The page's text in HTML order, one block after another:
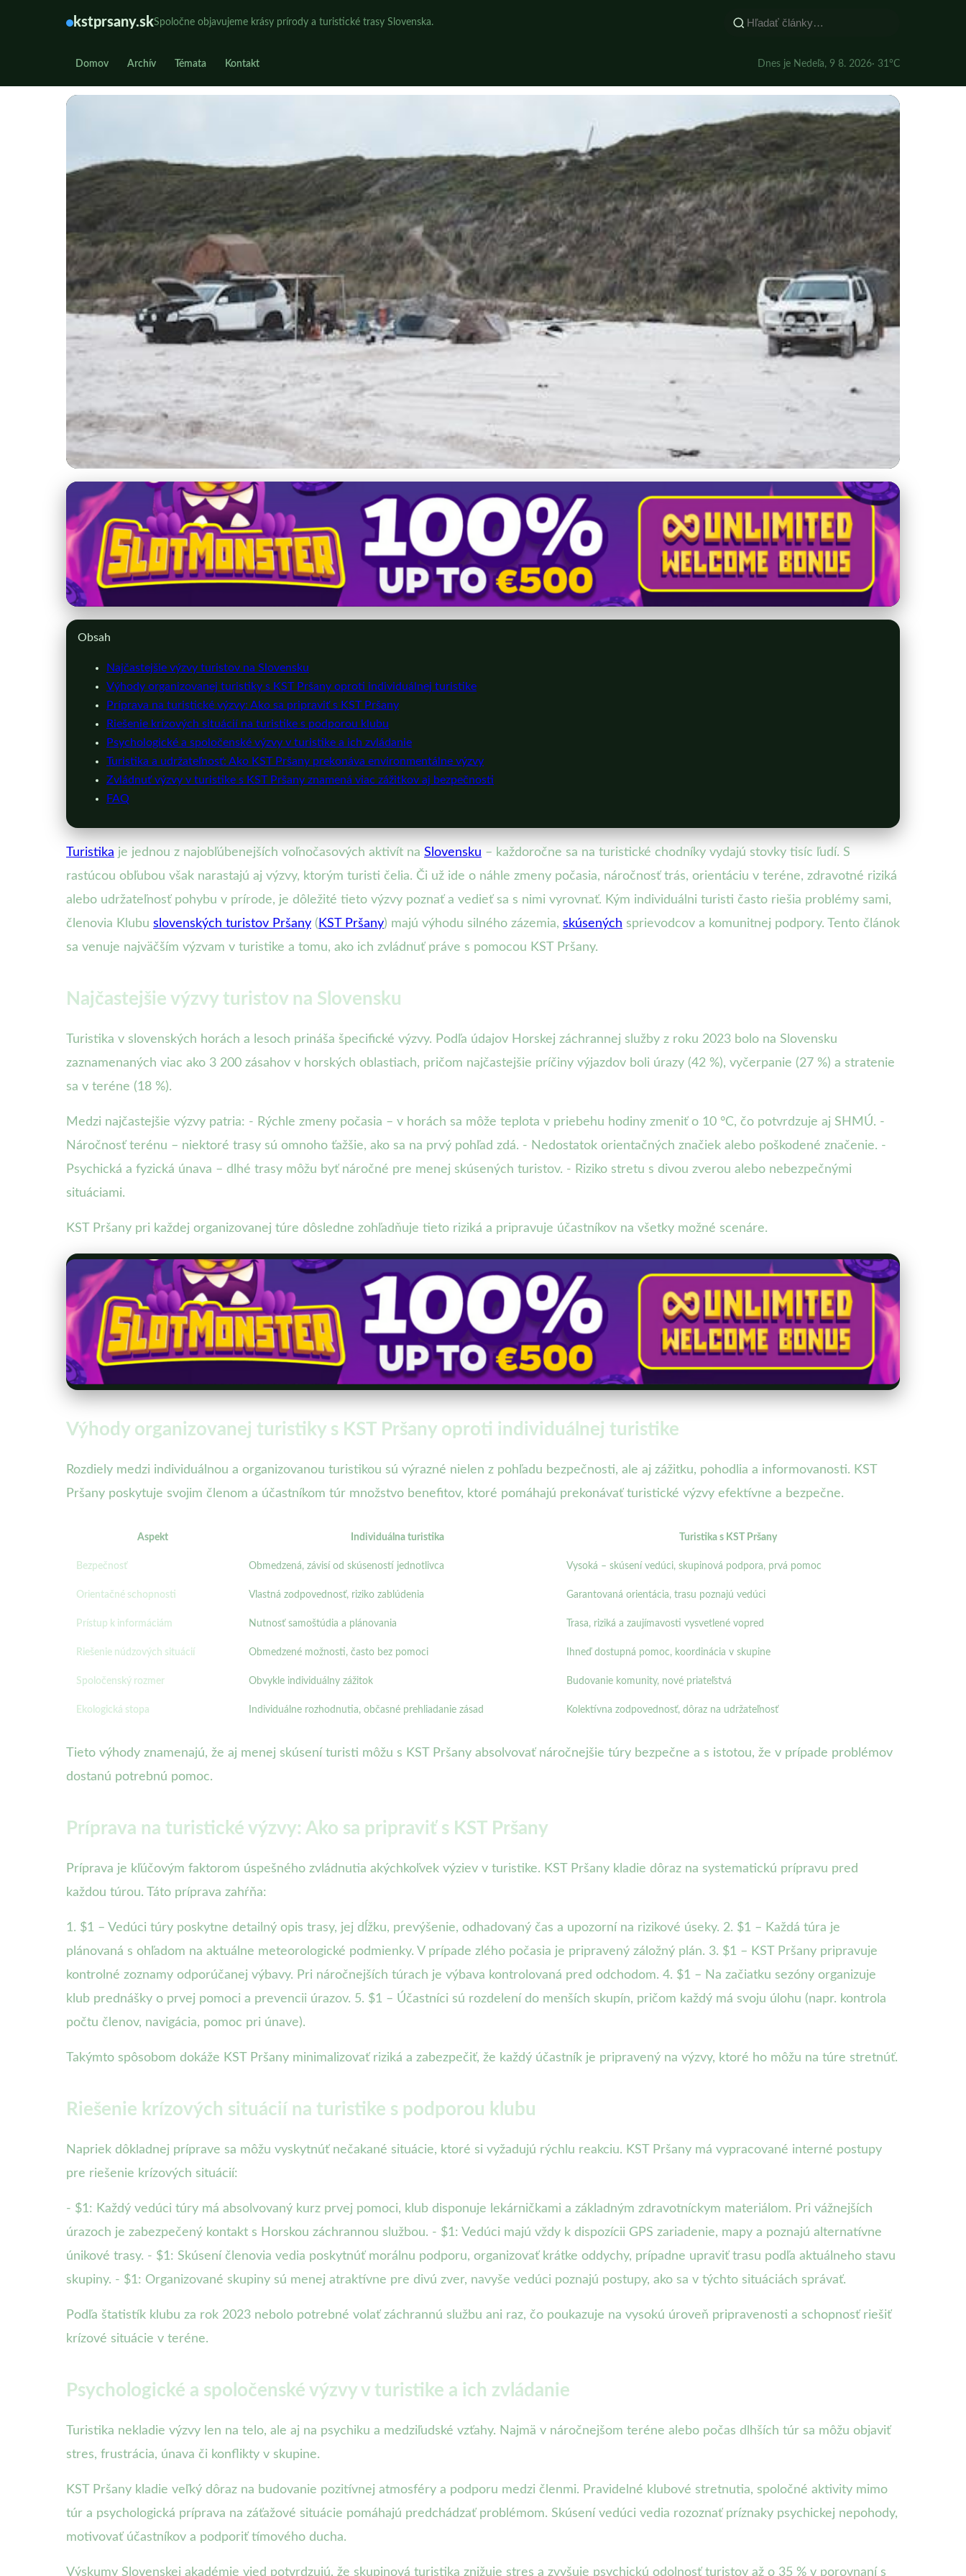
kstprsany.skSpoločne objavujeme krásy prírody a turistické trasy Slovenska.
Domov Archív Témata Kontakt Dnes je Nedeľa, 9 8. 2026· 31°C
kstprsany.sk
Bezpečné a spoločenské turistické dobrodružstvá s KST Pršany
4. 3. 2026· 10 min čítania · Autor: Peter Holý
Obsah
Najčastejšie výzvy turistov na Slovensku
Výhody organizovanej turistiky s KST Pršany oproti individuálnej turistike
Príprava na turistické výzvy: Ako sa pripraviť s KST Pršany
Riešenie krízových situácií na turistike s podporou klubu
Psychologické a spoločenské výzvy v turistike a ich zvládanie
Turistika a udržateľnosť: Ako KST Pršany prekonáva environmentálne výzvy
Zvládnuť výzvy v turistike s KST Pršany znamená viac zážitkov aj bezpečnosti
FAQ
Turistika je jednou z najobľúbenejších voľnočasových aktivít na Slovensku – každoročne sa na turistické chodníky vydajú stovky tisíc ľudí. S
rastúcou obľubou však narastajú aj výzvy, ktorým turisti čelia. Či už ide o náhle zmeny počasia, náročnosť trás, orientáciu v teréne, zdravotné riziká
alebo udržateľnosť pohybu v prírode, je dôležité tieto výzvy poznať a vedieť sa s nimi vyrovnať. Kým individuálni turisti často riešia problémy sami,
členovia Klubu slovenských turistov Pršany ( KST Pršany) majú výhodu silného zázemia, skúsených sprievodcov a komunitnej podpory. Tento článok
sa venuje najväčším výzvam v turistike a tomu, ako ich zvládnuť práve s pomocou KST Pršany.
Najčastejšie výzvy turistov na Slovensku
Turistika v slovenských horách a lesoch prináša špecifické výzvy. Podľa údajov Horskej záchrannej služby z roku 2023 bolo na Slovensku
zaznamenaných viac ako 3 200 zásahov v horských oblastiach, pričom najčastejšie príčiny výjazdov boli úrazy (42 %), vyčerpanie (27 %) a stratenie
sa v teréne (18 %).
Medzi najčastejšie výzvy patria: - Rýchle zmeny počasia – v horách sa môže teplota v priebehu hodiny zmeniť o 10 °C, čo potvrdzuje aj SHMÚ. -
Náročnosť terénu – niektoré trasy sú omnoho ťažšie, ako sa na prvý pohľad zdá. - Nedostatok orientačných značiek alebo poškodené značenie. -
Psychická a fyzická únava – dlhé trasy môžu byť náročné pre menej skúsených turistov. - Riziko stretu s divou zverou alebo nebezpečnými
situáciami.
KST Pršany pri každej organizovanej túre dôsledne zohľadňuje tieto riziká a pripravuje účastníkov na všetky možné scenáre.
Výhody organizovanej turistiky s KST Pršany oproti individuálnej turistike
Rozdiely medzi individuálnou a organizovanou turistikou sú výrazné nielen z pohľadu bezpečnosti, ale aj zážitku, pohodlia a informovanosti. KST
Pršany poskytuje svojim členom a účastníkom túr množstvo benefitov, ktoré pomáhajú prekonávať turistické výzvy efektívne a bezpečne.
Aspekt Individuálna turistika Turistika s KST Pršany
Bezpečnosť Obmedzená, závisí od skúseností jednotlivca Vysoká – skúsení vedúci, skupinová podpora, prvá pomoc
Orientačné schopnosti Vlastná zodpovednosť, riziko zablúdenia Garantovaná orientácia, trasu poznajú vedúci
Prístup k informáciám Nutnosť samoštúdia a plánovania Trasa, riziká a zaujímavosti vysvetlené vopred
Riešenie núdzových situácií Obmedzené možnosti, často bez pomoci Ihneď dostupná pomoc, koordinácia v skupine
Spoločenský rozmer Obvykle individuálny zážitok Budovanie komunity, nové priateľstvá
Ekologická stopa Individuálne rozhodnutia, občasné prehliadanie zásad Kolektívna zodpovednosť, dôraz na udržateľnosť
Tieto výhody znamenajú, že aj menej skúsení turisti môžu s KST Pršany absolvovať náročnejšie túry bezpečne a s istotou, že v prípade problémov
dostanú potrebnú pomoc.
Príprava na turistické výzvy: Ako sa pripraviť s KST Pršany
Príprava je kľúčovým faktorom úspešného zvládnutia akýchkoľvek výziev v turistike. KST Pršany kladie dôraz na systematickú prípravu pred
každou túrou. Táto príprava zahŕňa:
1. $1 – Vedúci túry poskytne detailný opis trasy, jej dĺžku, prevýšenie, odhadovaný čas a upozorní na rizikové úseky. 2. $1 – Každá túra je
plánovaná s ohľadom na aktuálne meteorologické podmienky. V prípade zlého počasia je pripravený záložný plán. 3. $1 – KST Pršany pripravuje
kontrolné zoznamy odporúčanej výbavy. Pri náročnejších túrach je výbava kontrolovaná pred odchodom. 4. $1 – Na začiatku sezóny organizuje
klub prednášky o prvej pomoci a prevencii úrazov. 5. $1 – Účastníci sú rozdelení do menších skupín, pričom každý má svoju úlohu (napr. kontrola
počtu členov, navigácia, pomoc pri únave).
Takýmto spôsobom dokáže KST Pršany minimalizovať riziká a zabezpečiť, že každý účastník je pripravený na výzvy, ktoré ho môžu na túre stretnúť.
Riešenie krízových situácií na turistike s podporou klubu
Napriek dôkladnej príprave sa môžu vyskytnúť nečakané situácie, ktoré si vyžadujú rýchlu reakciu. KST Pršany má vypracované interné postupy
pre riešenie krízových situácií:
- $1: Každý vedúci túry má absolvovaný kurz prvej pomoci, klub disponuje lekárničkami a základným zdravotníckym materiálom. Pri vážnejších
úrazoch je zabezpečený kontakt s Horskou záchrannou službou. - $1: Vedúci majú vždy k dispozícii GPS zariadenie, mapy a poznajú alternatívne
únikové trasy. - $1: Skúsení členovia vedia poskytnúť morálnu podporu, organizovať krátke oddychy, prípadne upraviť trasu podľa aktuálneho stavu
skupiny. - $1: Organizované skupiny sú menej atraktívne pre divú zver, navyše vedúci poznajú postupy, ako sa v týchto situáciách správať.
Podľa štatistík klubu za rok 2023 nebolo potrebné volať záchrannú službu ani raz, čo poukazuje na vysokú úroveň pripravenosti a schopnosť riešiť
krízové situácie v teréne.
Psychologické a spoločenské výzvy v turistike a ich zvládanie
Turistika nekladie výzvy len na telo, ale aj na psychiku a medziľudské vzťahy. Najmä v náročnejšom teréne alebo počas dlhších túr sa môžu objaviť
stres, frustrácia, únava či konflikty v skupine.
KST Pršany kladie veľký dôraz na budovanie pozitívnej atmosféry a podporu medzi členmi. Pravidelné klubové stretnutia, spoločné aktivity mimo
túr a psychologická príprava na záťažové situácie pomáhajú predchádzať problémom. Skúsení vedúci vedia rozoznať príznaky psychickej nepohody,
motivovať účastníkov a podporiť tímového ducha.
Výskumy Slovenskej akadémie vied potvrdzujú, že skupinová turistika znižuje stres a zvyšuje psychickú odolnosť turistov až o 35 % v porovnaní s